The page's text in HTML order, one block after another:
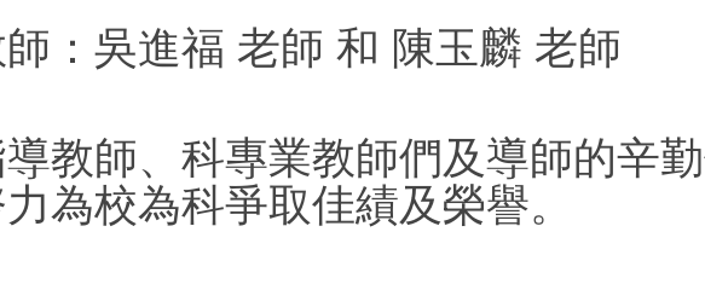
：吳進福 老師 和 陳玉麟 老師
教師、科專業教師們及導師的辛
為校為科爭取佳績及榮譽。